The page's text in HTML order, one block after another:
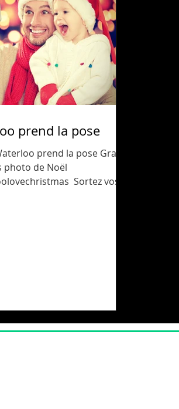
prend la pose
prend la pose Grand
photo de Noël
Sortez vos